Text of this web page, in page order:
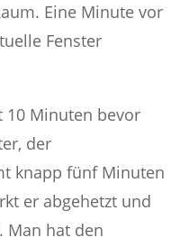
Eine Minute vor
Fenster
10 Minuten bevor
der
knapp fünf Minuten
er abgehetzt und
Man hat den